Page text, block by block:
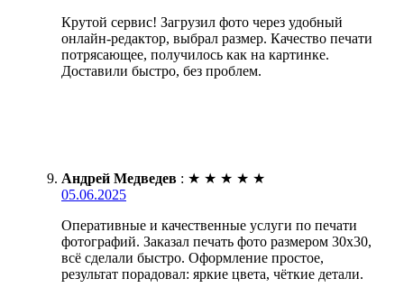
Крутой сервис! Загрузил фото через удобный
онлайн-редактор, выбрал размер. Качество печати
потрясающее, получилось как на картинке.
Доставили быстро, без проблем.
Андрей Медведев : ★ ★ ★ ★ ★
05.06.2025
Оперативные и качественные услуги по печати
фотографий. Заказал печать фото размером 30х30,
всё сделали быстро. Оформление простое,
результат порадовал: яркие цвета, чёткие детали.